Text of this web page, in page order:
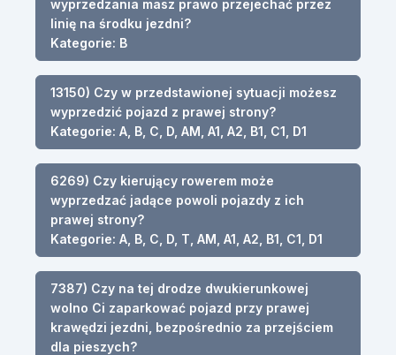
wyprzedzania masz prawo przejechać przez
linię na środku jezdni?
Kategorie: B
13150) Czy w przedstawionej sytuacji możesz
wyprzedzić pojazd z prawej strony?
Kategorie: A, B, C, D, AM, A1, A2, B1, C1, D1
6269) Czy kierujący rowerem może
wyprzedzać jadące powoli pojazdy z ich
prawej strony?
Kategorie: A, B, C, D, T, AM, A1, A2, B1, C1, D1
7387) Czy na tej drodze dwukierunkowej
wolno Ci zaparkować pojazd przy prawej
krawędzi jezdni, bezpośrednio za przejściem
dla pieszych?